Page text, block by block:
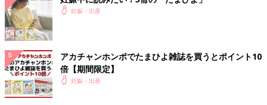
妊娠・出産
アカチャンホンポでたまひよ雑誌を買うとポイント10
倍【期間限定】
妊娠・出産